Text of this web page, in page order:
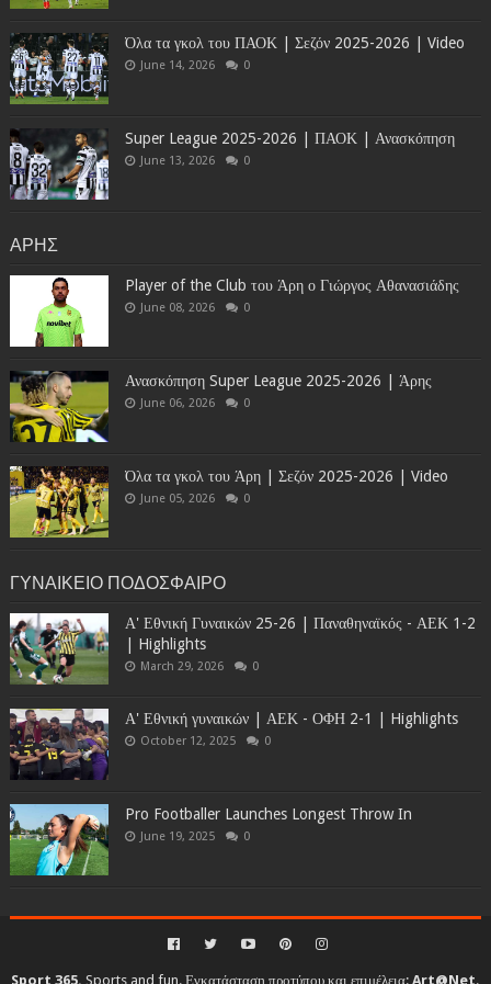
Όλα τα γκολ του ΠΑΟΚ | Σεζόν 2025-2026 | Video
June 14, 2026 0
Super League 2025-2026 | ΠΑΟΚ | Ανασκόπηση
June 13, 2026 0
ΑΡΗΣ
Player of the Club του Άρη ο Γιώργος Αθανασιάδης
June 08, 2026 0
Ανασκόπηση Super League 2025-2026 | Άρης
June 06, 2026 0
Όλα τα γκολ του Άρη | Σεζόν 2025-2026 | Video
June 05, 2026 0
ΓΥΝΑΙΚΕΙΟ ΠΟΔΟΣΦΑΙΡΟ
Α' Εθνική Γυναικών 25-26 | Παναθηναϊκός - ΑΕΚ 1-2
| Highlights
March 29, 2026 0
Α' Εθνική γυναικών | ΑΕΚ - ΟΦΗ 2-1 | Highlights
October 12, 2025 0
Pro Footballer Launches Longest Throw In
June 19, 2025 0
Sport 365. Sports and fun. Εγκατάσταση προτύπου και επιμέλεια:Art@Net.